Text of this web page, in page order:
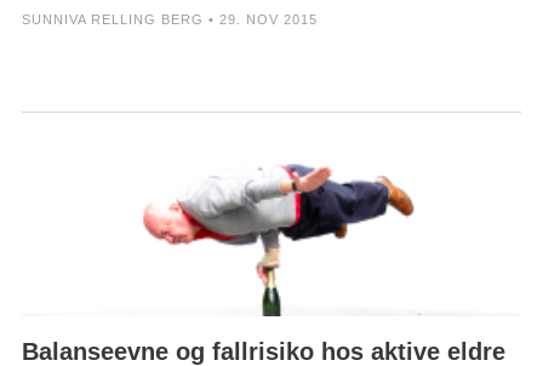
SUNNIVA RELLING BERG • 29. NOV 2015
Balanseevne og fallrisiko hos aktive eldre